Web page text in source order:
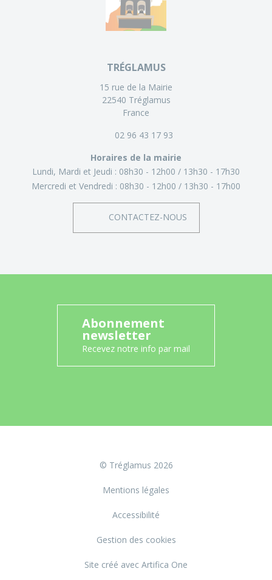
TRÉGLAMUS
15 rue de la Mairie
22540 Tréglamus
France
02 96 43 17 93
Horaires de la mairie
Lundi, Mardi et Jeudi : 08h30 - 12h00
13h30 - 17h30
Mercredi et Vendredi : 08h30 - 12h00 13h30 - 17h00
CONTACTEZ-NOUS
Abonnement
newsletter
Recevez notre info par mail
© Tréglamus 2026
Mentions légales
Accessibilité
Gestion des cookies
Site créé avec Artifica One